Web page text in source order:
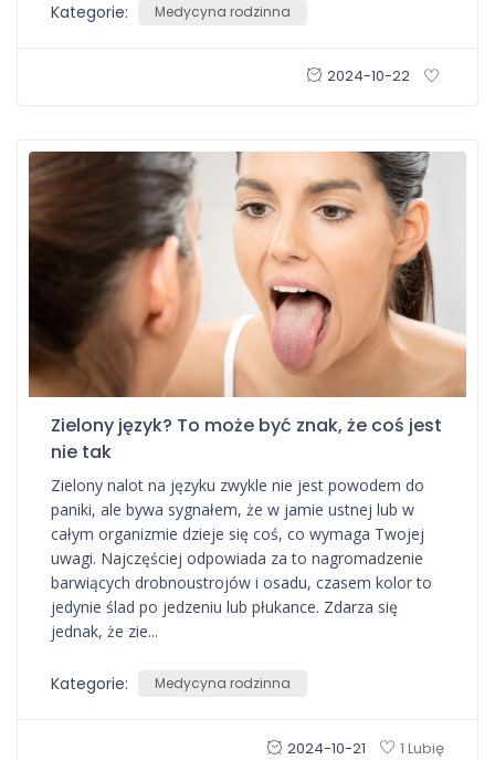
Kategorie: Medycyna rodzinna
2024-10-22
Zielony język? To może być znak, że coś jest
nie tak
Zielony nalot na języku zwykle nie jest powodem do
paniki, ale bywa sygnałem, że w jamie ustnej lub w
całym organizmie dzieje się coś, co wymaga Twojej
uwagi. Najczęściej odpowiada za to nagromadzenie
barwiących drobnoustrojów i osadu, czasem kolor to
jedynie ślad po jedzeniu lub płukance. Zdarza się
jednak, że zie...
Kategorie: Medycyna rodzinna
2024-10-21 1 Lubię